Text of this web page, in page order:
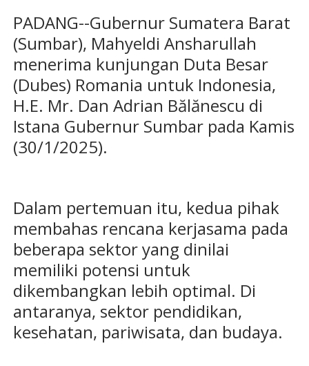
PADANG--Gubernur Sumatera Barat
(Sumbar), Mahyeldi Ansharullah
menerima kunjungan Duta Besar
(Dubes) Romania untuk Indonesia,
H.E. Mr. Dan Adrian Bălănescu di
Istana Gubernur Sumbar pada Kamis
(30/1/2025).
Dalam pertemuan itu, kedua pihak
membahas rencana kerjasama pada
beberapa sektor yang dinilai
memiliki potensi untuk
dikembangkan lebih optimal. Di
antaranya, sektor pendidikan,
kesehatan, pariwisata, dan budaya.